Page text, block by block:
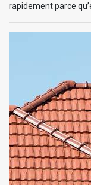
rapidement parce